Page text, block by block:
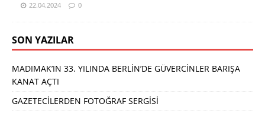
22.04.2024 0
SON YAZILAR
MADIMAK’IN 33. YILINDA BERLİN’DE GÜVERCİNLER BARIŞA
KANAT AÇTI
GAZETECİLERDEN FOTOĞRAF SERGİSİ